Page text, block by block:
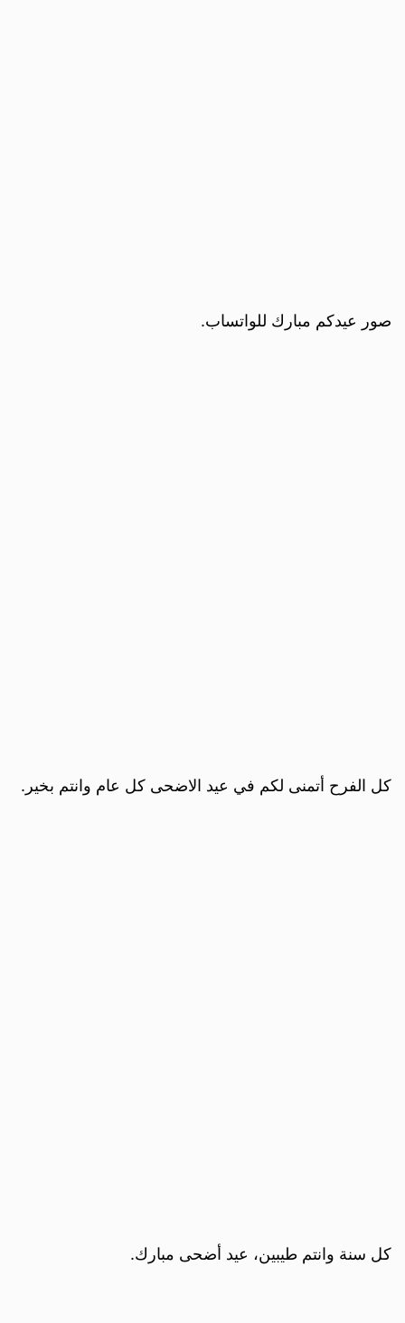
صور عيدكم مبارك للواتساب.
كل الفرح أتمنى لكم في عيد الاضحى كل عام وانتم بخير.
كل سنة وانتم طيبين، عيد أضحى مبارك.